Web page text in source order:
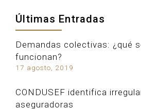
Últimas Entradas
Demandas colectivas: ¿qué
funcionan?
17 agosto, 2019
CONDUSEF identifica
aseguradoras